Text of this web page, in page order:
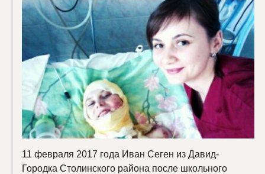
11 февраля 2017 года Иван Сеген из Давид-
Городка Столинского района после школьного